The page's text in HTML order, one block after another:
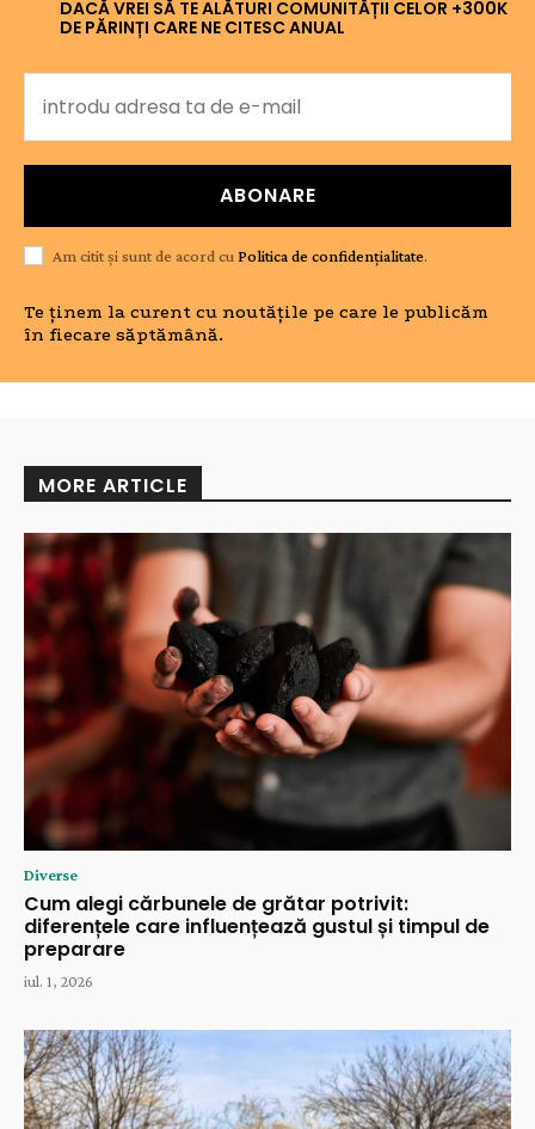
DACĂ VREI SĂ TE ALĂTURI COMUNITĂȚII CELOR +300K
DE PĂRINȚI CARE NE CITESC ANUAL
ABONARE
Am citit și sunt de acord cu Politica de confidențialitate.
Te ținem la curent cu noutățile pe care le publicăm
în fiecare săptămână.
MORE ARTICLE
Diverse
Cum alegi cărbunele de grătar potrivit:
diferențele care influențează gustul și timpul de
preparare
iul. 1, 2026